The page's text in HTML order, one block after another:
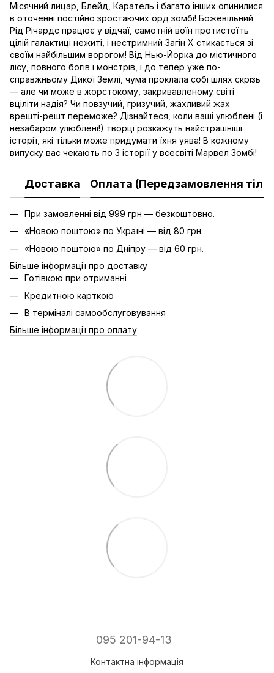
Місячний лицар, Блейд, Каратель і багато інших опинилися
в оточенні постійно зростаючих орд зомбі! Божевільний
Рід Річардс працює у відчаї, самотній воїн протистоїть
цілій галактиці нежиті, і нестримний Загін Х стикається зі
своїм найбільшим ворогом! Від Нью-Йорка до містичного
лісу, повного богів і монстрів, і до тепер уже по-
справжньому Дикої Землі, чума проклала собі шлях скрізь
— але чи може в жорстокому, закривавленому світі
вціліти надія? Чи повзучий, гризучий, жахливий жах
врешті-решт переможе? Дізнайтеся, коли ваші улюблені (і
незабаром улюблені!) творці розкажуть найстрашніші
історії, які тільки може придумати їхня уява! В кожному
випуску вас чекають по 3 історії у всесвіті Марвел Зомбі!
Доставка Оплата (Передзамовлення
При замовленні від 999 грн — безкоштовно.
«Новою поштою» по Україні — від 80 грн.
«Новою поштою» по Дніпру — від 60 грн.
Більше інформації про доставку
Готівкою при отриманні
Кредитною карткою
В терміналі самообслуговування
Більше інформації про оплату
095 201-94-13
Контактна інформація